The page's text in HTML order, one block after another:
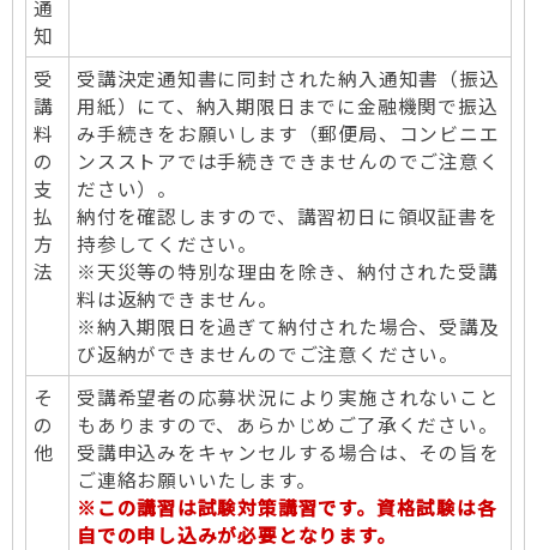
通
知
受
講
料
の
支
払
方
法
受講決定通知書に同封された納入通知書（振込
用紙）にて、納入期限日までに金融機関で振込
み手続きをお願いします（郵便局、コンビニエ
ンスストアでは手続きできませんのでご注意く
ださい）。
納付を確認しますので、講習初日に領収証書を
持参してください。
※天災等の特別な理由を除き、納付された受講
料は返納できません。
※納入期限日を過ぎて納付された場合、受講及
び返納ができませんのでご注意ください。
そ
の
他
受講希望者の応募状況により実施されないこと
もありますので、あらかじめご了承ください。
受講申込みをキャンセルする場合は、その旨を
ご連絡お願いいたします。
※この講習は試験対策講習です。資格試験は各
自での申し込みが必要となります。